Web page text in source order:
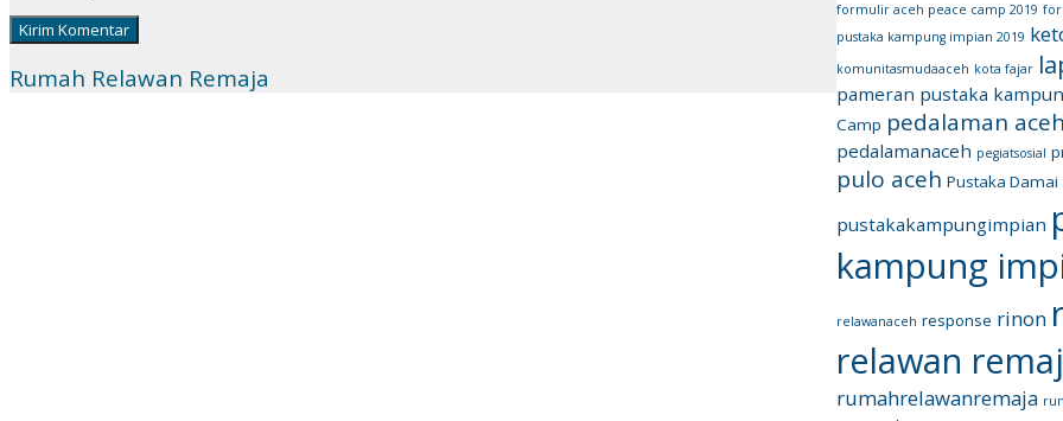
formulir aceh peace camp 2019
pustaka kampung impian 2019
komunitasmudaaceh kota fajar
pameran pustaka
Camp pedalaman
pedalamanaceh pegiatsosial
pulo aceh Pustaka Damai
pustakakampungimpian
kampung
relawanaceh response rinon
relawan
rumahrelawanremaja
Rumah Relawan Remaja